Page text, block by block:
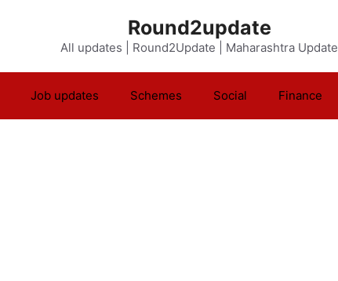
Round2update
All updates | Round2Update | Maharashtra Update
Job updates Schemes Social Finance